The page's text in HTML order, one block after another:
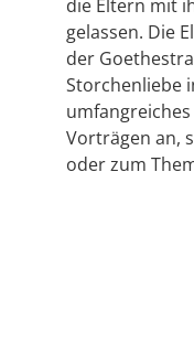
die Eltern mit
gelassen. Die
der
Storchenliebe
Vorträgen an,
oder zum